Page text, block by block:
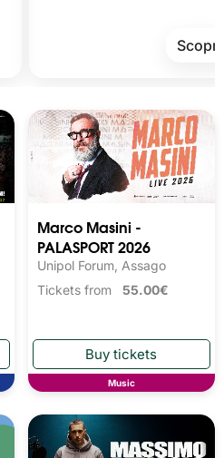
Marco Masini -
PALASPORT 2026
Unipol Forum, Assago
Tickets from 55.00€
Music
Scopri di più